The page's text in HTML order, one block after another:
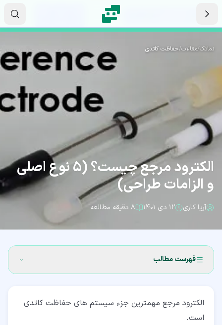
نماتک/مقالات/حفاظت کاتدی
الکترود مرجع چیست؟ (5 نوع اصلی
و الزامات طراحی)
آریا کاری ۱۲ دی ۱۴۰۱ ۸ دقیقه مطالعه
فهرست مطالب
الکترود مرجع مهمترین جزء سیستم های حفاظت کاتدی
است.